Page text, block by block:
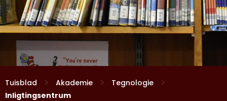
Tuisblad > Akademie > Tegnologie >
Inligtingsentrum